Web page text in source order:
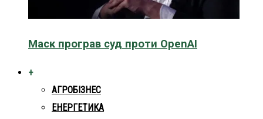
Маск програв суд проти OpenAI
+
АГРОБІЗНЕС
ЕНЕРГЕТИКА